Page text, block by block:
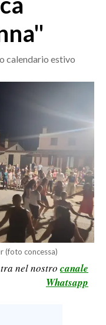
calendario estivo
(foto concessa)
nel nostro canale
Whatsapp